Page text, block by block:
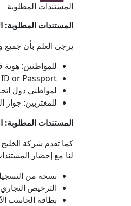
المستندات المطلوبة
المستندات المطلوبة:
يرجى العلم بأن جميع
للمواطنين: هوية
or Passport
لمواطني دول
للمغتربين: جواز
المستندات المطلوبة:
كما تقدم شركة
لنا مع إحضار
نسخة من
الترخيص التجاري
بطاقة الحاسب